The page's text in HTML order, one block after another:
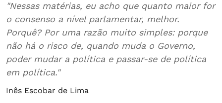
"Nessas matérias, eu acho que quanto maior for
o consenso a nível parlamentar, melhor.
Porquê? Por uma razão muito simples: porque
não há o risco de, quando muda o Governo,
poder mudar a política e passar-se de política
em política."
Inês Escobar de Lima